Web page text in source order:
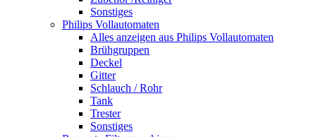
Sonstiges
Philips Vollautomaten
Alles anzeigen aus Philips Vollautomaten
Brühgruppen
Deckel
Gitter
Schlauch / Rohr
Tank
Trester
Sonstiges